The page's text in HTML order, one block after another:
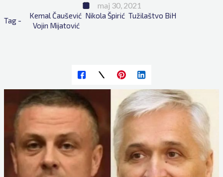
maj 30, 2021
Kemal Čaušević Nikola Špirić Tužilaštvo BiH
Vojin Mijatović